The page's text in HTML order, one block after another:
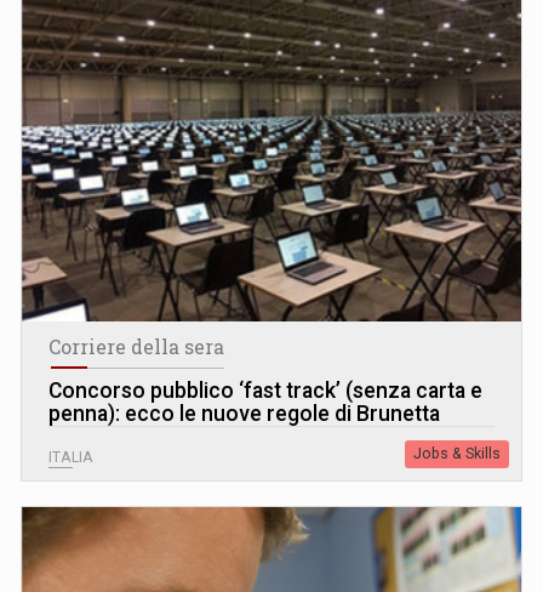
Corriere della sera
Concorso pubblico ‘fast track’ (senza carta e
penna): ecco le nuove regole di Brunetta
ITALIA Jobs & Skills